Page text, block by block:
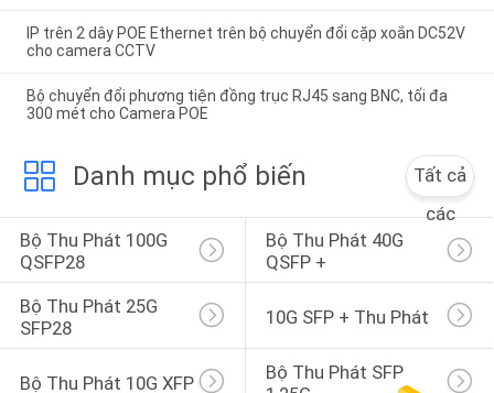
IP trên 2 dây POE Ethernet trên bộ chuyển đổi cặp xoắn DC52V
cho camera CCTV
Bộ chuyển đổi phương tiện đồng trục RJ45 sang BNC, tối đa
300 mét cho Camera POE
Danh mục phổ biến
Tất cả
các
Bộ Thu Phát 100G
QSFP28
Bộ Thu Phát 40G
QSFP +
Bộ Thu Phát 25G
SFP28
10G SFP + Thu Phát
Bộ Thu Phát 10G XFP
Bộ Thu Phát SFP